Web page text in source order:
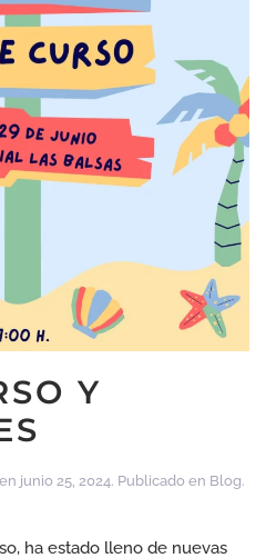
Y
en junio 25, 2024. Publicado en Blog.
ha estado lleno de nuevas